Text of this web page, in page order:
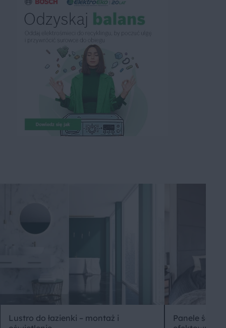
Lustro do łazienki – montaż i
Panele